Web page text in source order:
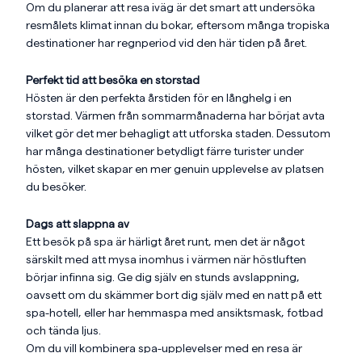
Om du planerar att resa iväg är det smart att undersöka
resmålets klimat innan du bokar, eftersom många tropiska
destinationer har regnperiod vid den här tiden på året.
Perfekt tid att besöka en storstad
Hösten är den perfekta årstiden för en långhelg i en
storstad. Värmen från sommarmånaderna har börjat avta
vilket gör det mer behagligt att utforska staden. Dessutom
har många destinationer betydligt färre turister under
hösten, vilket skapar en mer genuin upplevelse av platsen
du besöker.
Dags att slappna av
Ett besök på spa är härligt året runt, men det är något
särskilt med att mysa inomhus i värmen när höstluften
börjar infinna sig. Ge dig själv en stunds avslappning,
oavsett om du skämmer bort dig själv med en natt på ett
spa-hotell, eller har hemmaspa med ansiktsmask, fotbad
och tända ljus.
Om du vill kombinera spa-upplevelser med en resa är